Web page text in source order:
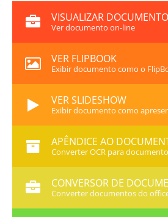
VISUALIZAR DOCUMENTO
Ver documento on-line
VER FLIPBOOK
Exibir documento como o
VER SLIDESHOW
Exibir documento como
APÊNDICE AO
Converter OCR para documento
CONVERSOR DE
Converter documentos do